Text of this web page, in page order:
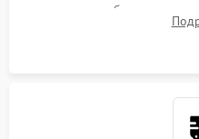
вспышки для
пыли, песка и следов